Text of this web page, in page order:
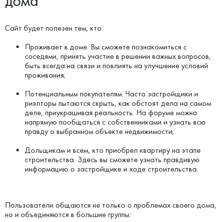
Сайт будет полезен тем, кто:
Проживает в доме. Вы сможете познакомиться с
соседями, принять участие в решении важных вопросов,
быть всегда на связи и повлиять на улучшение условий
проживания;
Потенциальным покупателям. Часто застройщики и
риэлторы пытаются скрыть, как обстоят дела на самом
деле, приукрашивая реальность. На форуме можно
напрямую пообщаться с собственниками и узнать всю
правду о выбранном объекте недвижимости;
Дольщикам и всем, кто приобрел квартиру на этапе
строительства. Здесь вы сможете узнать правдивую
информацию о застройщике и ходе строительства.
Пользователи общаются не только о проблемах своего дома,
но и объединяются в большие группы: